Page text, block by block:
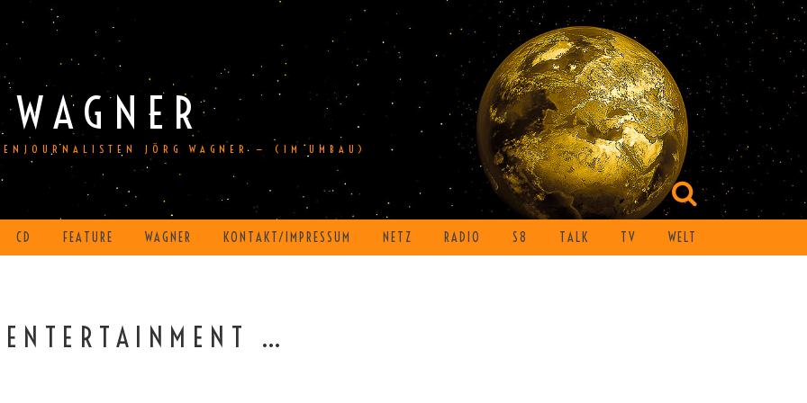
JÖRG WAGNER — (IM UMBAU)
CD FEATURE WAGNER KONTAKT/IMPRESSUM NETZ RADIO S8 TALK TV WELT
…